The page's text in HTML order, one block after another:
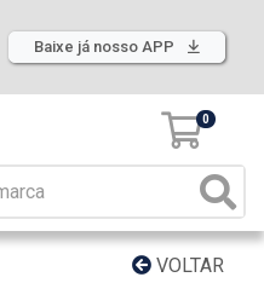
Baixe já nosso APP
0
VOLTAR